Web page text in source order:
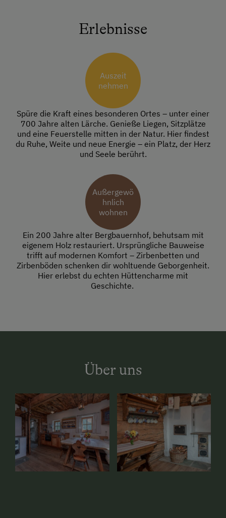
Erlebnisse
Auszeit
nehmen
Spüre die Kraft eines besonderen Ortes – unter einer
700 Jahre alten Lärche. Genieße Liegen, Sitzplätze
und eine Feuerstelle mitten in der Natur. Hier findest
du Ruhe, Weite und neue Energie – ein Platz, der Herz
und Seele berührt.
Außergewö
hnlich
wohnen
Ein 200 Jahre alter Bergbauernhof, behutsam mit
eigenem Holz restauriert. Ursprüngliche Bauweise
trifft auf modernen Komfort – Zirbenbetten und
Zirbenböden schenken dir wohltuende Geborgenheit.
Hier erlebst du echten Hüttencharme mit
Geschichte.
Über uns